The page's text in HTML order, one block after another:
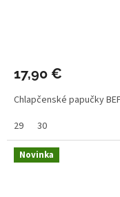
17,90 €
Chlapčenské papučky
29
30
Novinka